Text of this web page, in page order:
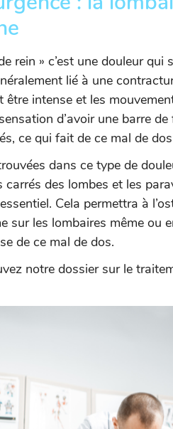
rein » c’est une douleur
lié à une
être intense et les
d’avoir une barre
ce qui fait de ce mal de
dans ce type de
carrés des lombes et les
Cela permettra à
sur les lombaires même ou
de ce mal de dos.
notre dossier sur le